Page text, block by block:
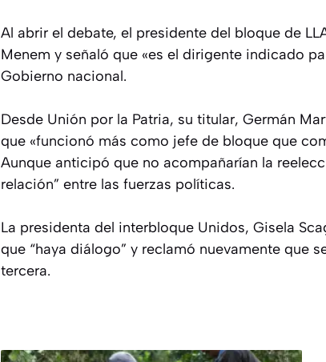
Al abrir el debate, el presidente del bloque de
Menem y señaló que «es el dirigente indicado
Gobierno nacional.
Desde Unión por la Patria, su titular, Germán
que «funcionó más como jefe de bloque que
Aunque anticipó que no acompañarían la
relación” entre las fuerzas políticas.
La presidenta del interbloque Unidos, Gisela
que “haya diálogo” y reclamó nuevamente que
tercera.